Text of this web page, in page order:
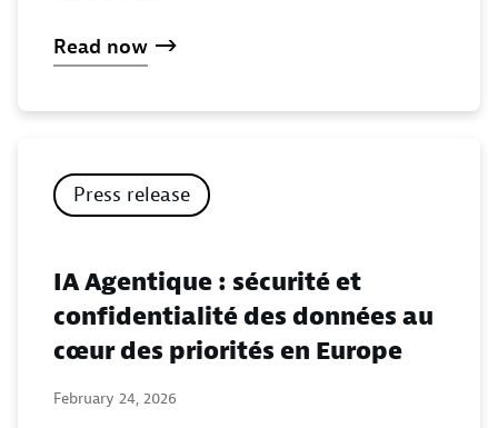
Read now
Press release
IA Agentique : sécurité et
confidentialité des données au
cœur des priorités en Europe
February 24, 2026